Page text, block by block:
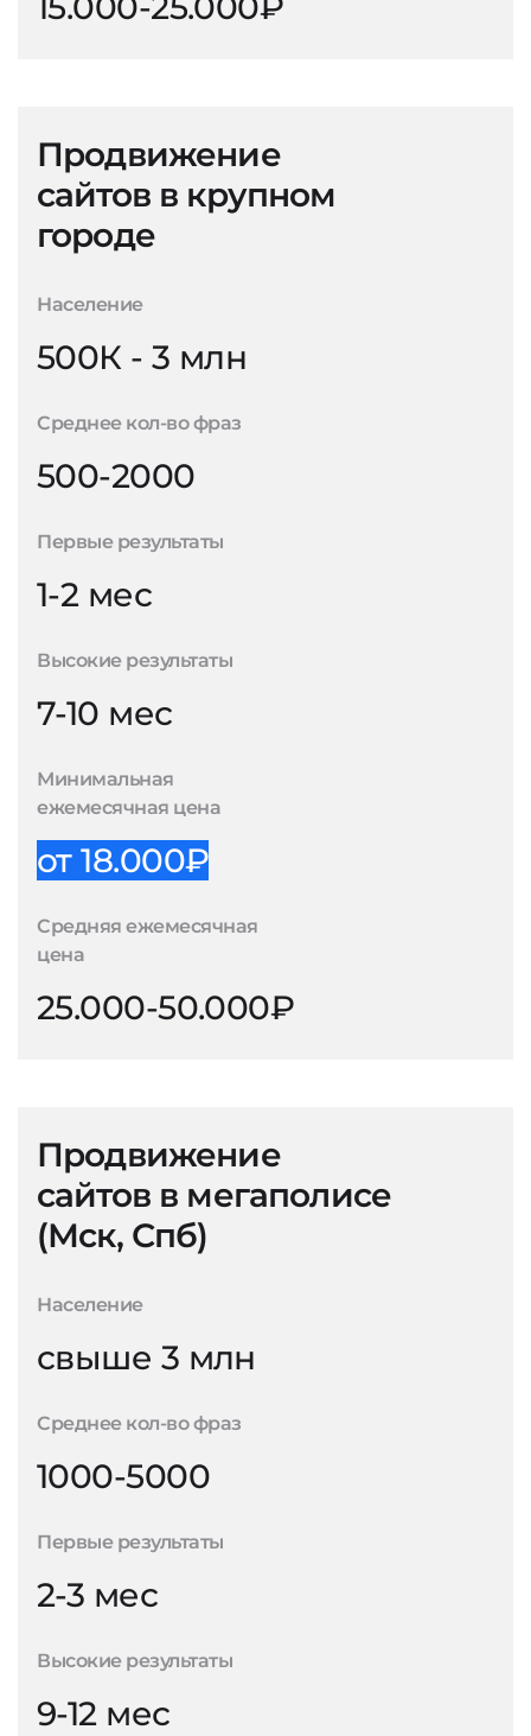
Продвижение
сайтов в крупном
городе
Население
500К - 3 млн
Среднее кол-во фраз
500-2000
Первые результаты
1-2 мес
Высокие результаты
7-10 мес
Минимальная
ежемесячная цена
от 18.000₽
Средняя ежемесячная
цена
25.000-50.000₽
Продвижение
сайтов в мегаполисе
(Мск, Спб)
Население
свыше 3 млн
Среднее кол-во фраз
1000-5000
Первые результаты
2-3 мес
Высокие результаты
9-12 мес